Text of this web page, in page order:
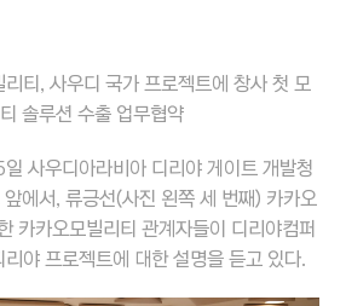
티, 사우디 국가 프로젝트에 창사 첫 모
솔루션 수출 업무협약
사우디아라비아 디리야 게이트 개발청
에서, 류긍선(사진 왼쪽 세 번째) 카카오
카카오모빌리티 관계자들이 디리야컴퍼
야 프로젝트에 대한 설명을 듣고 있다.